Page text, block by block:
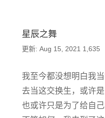
星辰之舞
更新: Aug 15, 2021 1,635
我至今都没想明白我
去当这交换生，或许
也或许只是为了给自